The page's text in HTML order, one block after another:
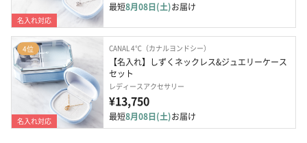
名入れ対応
最短8月08日(土)お届け
4位
名入れ対応
CANAL 4℃（カナルヨンドシー）
【名入れ】しずくネックレス&ジュエリーケース
セット
レディースアクセサリー
¥13,750
最短8月08日(土)お届け